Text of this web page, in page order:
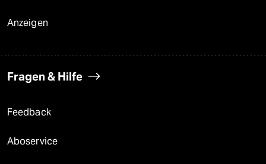
Anzeigen
Fragen & Hilfe
Feedback
Aboservice